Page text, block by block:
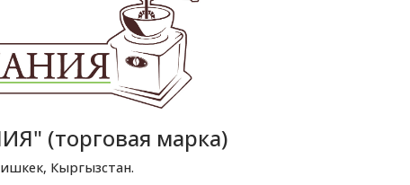
(торговая марка)
Кыргызстан.